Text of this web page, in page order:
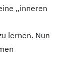
„inneren
lernen. Nun